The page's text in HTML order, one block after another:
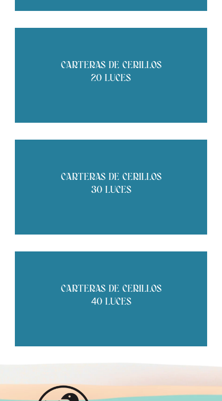
CARTERAS DE CERILLOS
20 LUCES
CARTERAS DE CERILLOS
30 LUCES
CARTERAS DE CERILLOS
40 LUCES